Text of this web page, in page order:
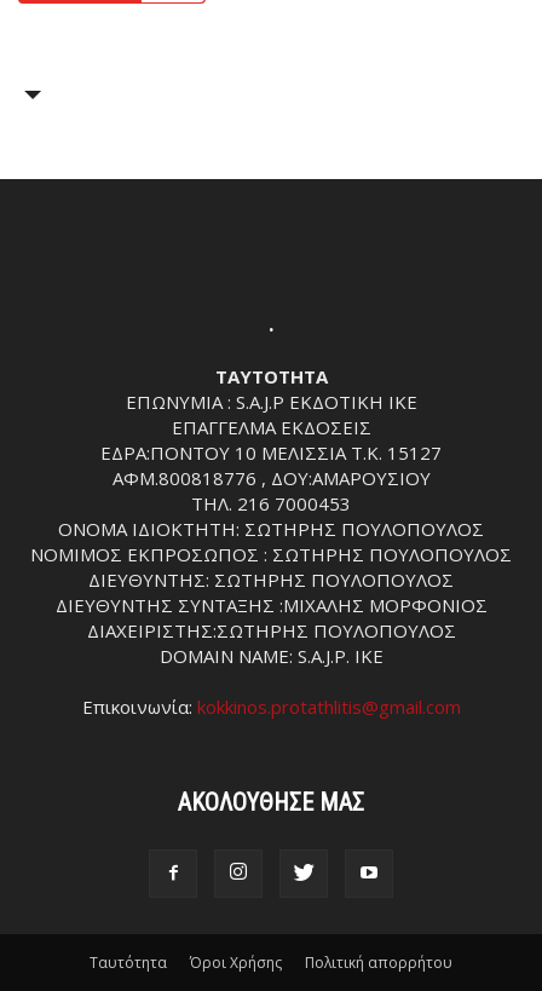
.
ΤΑΥΤΟΤΗΤΑ
ΕΠΩΝΥΜΙΑ : S.A.J.P ΕΚΔΟΤΙΚΗ ΙΚΕ
ΕΠΑΓΓΕΛΜΑ ΕΚΔΟΣΕΙΣ
ΕΔΡΑ:ΠΟΝΤΟΥ 10 ΜΕΛΙΣΣΙΑ Τ.Κ. 15127
ΑΦΜ.800818776 , ΔΟΥ:ΑΜΑΡΟΥΣΙΟΥ
ΤΗΛ. 216 7000453
ΟΝΟΜΑ ΙΔΙΟΚΤΗΤΗ: ΣΩΤΗΡΗΣ ΠΟΥΛΟΠΟΥΛΟΣ
ΝΟΜΙΜΟΣ ΕΚΠΡΟΣΩΠΟΣ : ΣΩΤΗΡΗΣ ΠΟΥΛΟΠΟΥΛΟΣ
ΔΙΕΥΘΥΝΤΗΣ: ΣΩΤΗΡΗΣ ΠΟΥΛΟΠΟΥΛΟΣ
ΔΙΕΥΘΥΝΤΗΣ ΣΥΝΤΑΞΗΣ :ΜΙΧΑΛΗΣ ΜΟΡΦΟΝΙΟΣ
ΔΙΑΧΕΙΡΙΣΤΗΣ:ΣΩΤΗΡΗΣ ΠΟΥΛΟΠΟΥΛΟΣ
DOMAIN NAME: S.A.J.P. IKE
Επικοινωνία: kokkinos.protathlitis@gmail.com
ΑΚΟΛΟΥΘΗΣΕ ΜΑΣ
Ταυτότητα Όροι Χρήσης Πολιτική απορρήτου